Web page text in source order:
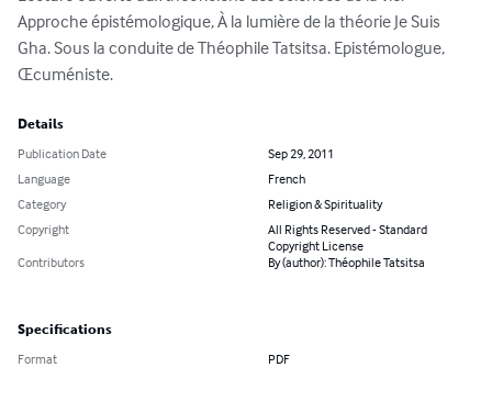
Approche épistémologique, À la lumière de la théorie Je Suis
Gha. Sous la conduite de Théophile Tatsitsa. Epistémologue,
Œcuméniste.
Details
Publication Date
Sep 29, 2011
Language
French
Category
Religion & Spirituality
Copyright
All Rights Reserved - Standard
Copyright License
Contributors
By (author): Théophile Tatsitsa
Specifications
Format PDF